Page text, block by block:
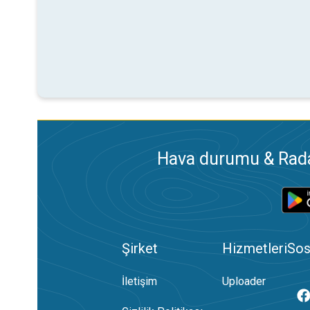
Hava durumu &
Şirket
İletişim
Hizmetleri
Uploader